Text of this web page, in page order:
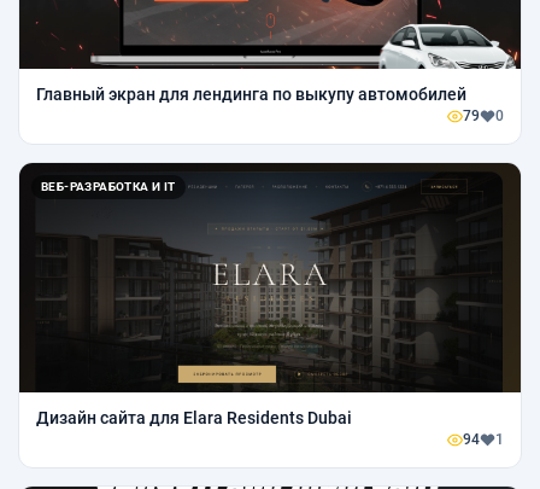
Главный экран для лендинга по выкупу автомобилей
79 0
ВЕБ-РАЗРАБОТКА И IT
Дизайн сайта для Elara Residents Dubai
94 1